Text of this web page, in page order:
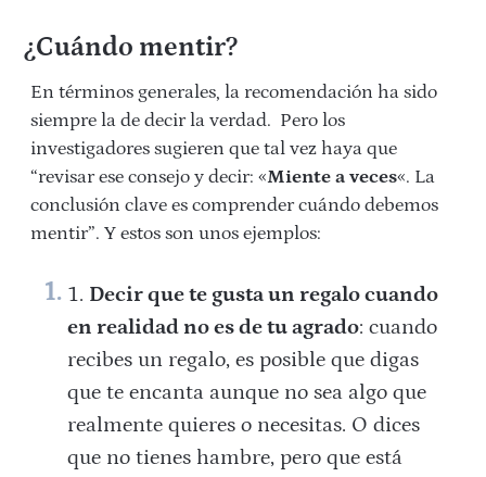
¿Cuándo mentir?
En términos generales, la recomendación ha sido
siempre la de decir la verdad. Pero los
investigadores sugieren que tal vez haya que
“revisar ese consejo y decir: «Miente a veces«. La
conclusión clave es comprender cuándo debemos
mentir”. Y estos son unos ejemplos:
Decir que te gusta un regalo cuando
en realidad no es de tu agrado: cuando
recibes un regalo, es posible que digas
que te encanta aunque no sea algo que
realmente quieres o necesitas. O dices
que no tienes hambre, pero que está